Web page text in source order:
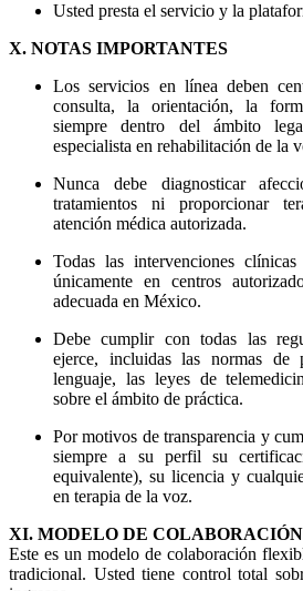
Usted presta el servicio y la
X. NOTAS IMPORTANTES
Los servicios en línea deben
consulta, la orientación, la
siempre dentro del ámbito
especialista en rehabilitación de la
Nunca debe diagnosticar
tratamientos ni proporcionar
atención médica autorizada.
Todas las intervenciones
únicamente en centros
adecuada en México.
Debe cumplir con todas las
ejerce, incluidas las normas
lenguaje, las leyes de
sobre el ámbito de práctica.
Por motivos de transparencia y
siempre a su perfil su
equivalente), su licencia y
en terapia de la voz.
XI. MODELO DE COLABORACIÓN
Este es un modelo de colaboración
tradicional. Usted tiene control total